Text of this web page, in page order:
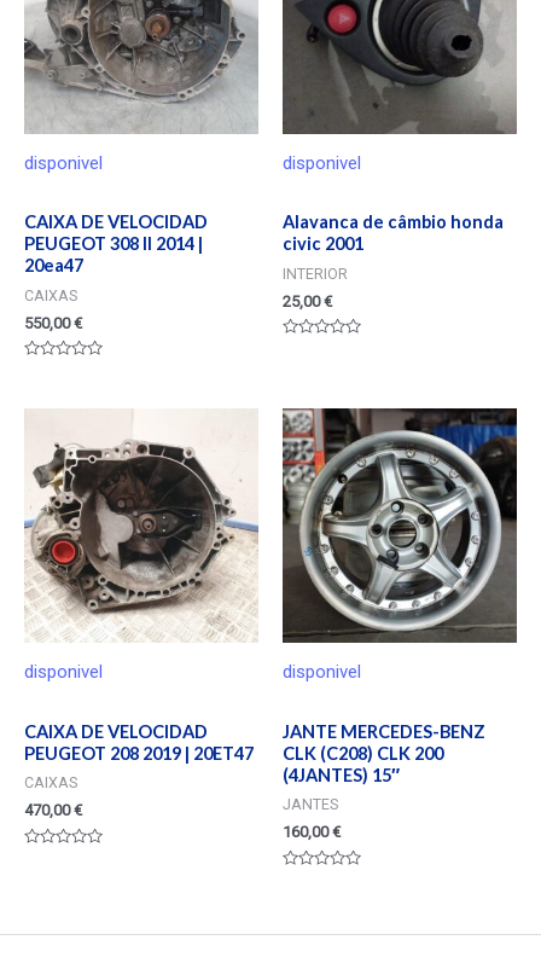
disponivel
CAIXA DE VELOCIDAD
PEUGEOT 308 II 2014 |
20ea47
CAIXAS
550,00€
disponivel
Alavanca de câmbio honda
civic 2001
INTERIOR
25,00€
5
disponivel
CAIXA DE VELOCIDAD
PEUGEOT 208 2019 | 20ET47
CAIXAS
470,00€
disponivel
JANTE MERCEDES-BENZ
CLK (C208) CLK 200
(4JANTES) 15″
JANTES
160,00€
5